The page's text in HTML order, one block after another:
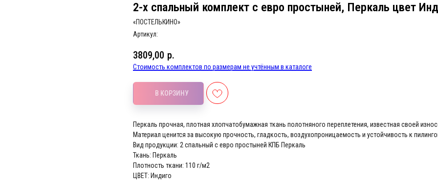
2-х спальный комплект с евро простыней, Перкаль цвет
«ПОСТЕЛЬКИНО»
Артикул:
3809,00 р.
Стоимость комплектов по размерам не учтённым в каталоге
В КОРЗИНУ
Перкаль прочная, плотная хлопчатобумажная ткань полотняного переплетения, известная своей
Материал ценится за высокую прочность, гладкость, воздухопроницаемость и устойчивость к
Вид продукции: 2 спальный с евро простыней КПБ Перкаль
Ткань: Перкаль
Плотность ткани: 110 г/м2
ЦВЕТ: Индиго